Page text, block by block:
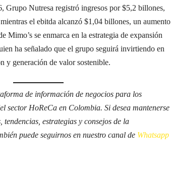
Grupo Nutresa registró ingresos por $5,2 billones,
el ebitda alcanzó $1,04 billones, un aumento
Mimo’s se enmarca en la estrategia de expansión
ha señalado que el grupo seguirá invirtiendo en
y generación de valor sostenible.
de información de negocios para los
sector HoReCa en Colombia. Si desea mantenerse
estrategias y consejos de la
puede seguirnos en nuestro canal de Whatsapp